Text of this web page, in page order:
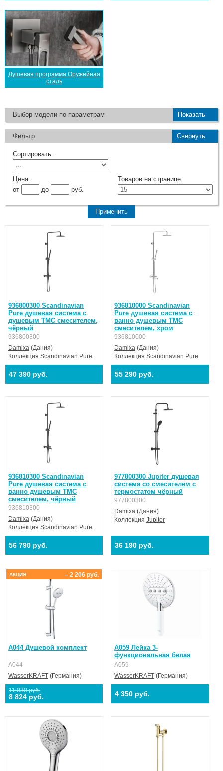
Душевая программа Оружейная
сталь
Выбор модели по параметрам Показать
Фильтр Свернуть
Сортировать:
Цена:
от
до руб.
Товаров на странице:
936800300 Scandinavian
Pure душевая система с
душевым ТМС смесителем,
чёрный
936800300
Damixa (Дания)
Коллекция Scandinavian Pure
47 390 руб.
936810000 Scandinavian
Pure душевая система с
ванно душевым ТМС
смесителем, хром
936810000
Damixa (Дания)
КоллекцияScandinavian Pure
55 290 руб.
936810300 Scandinavian
Pure душевая система с
ванно душевым ТМС
смесителем, чёрный
936810300
Damixa (Дания)
Коллекция Scandinavian Pure
56 790 руб.
977800300 Jupiter душевая
система со смесителем с
термостатом чёрный
977800300
Damixa (Дания)
КоллекцияJupiter
36 190 руб.
A044 Душевой комплект
A044
WasserKRAFT (Германия)
11 030 руб.
8 824 руб.
– 2 206 руб.
АКЦИЯ
A059 Лейка 3-
функциональная белая
A059
WasserKRAFT (Германия)
4 350 руб.